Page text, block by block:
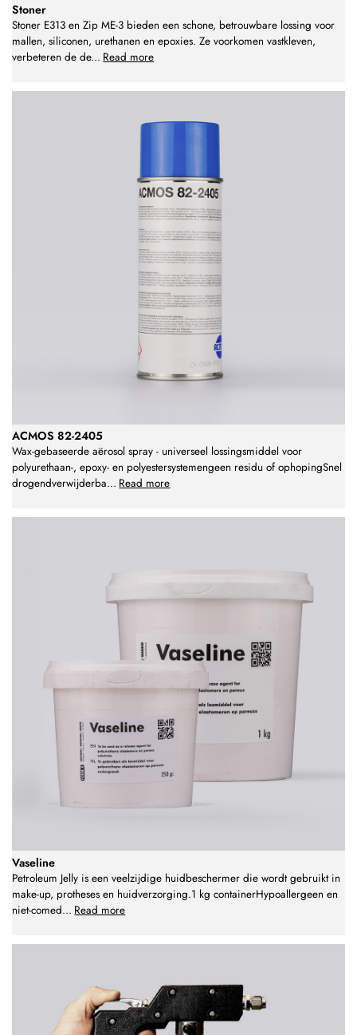
Stoner
Stoner E313 en Zip ME-3 bieden een schone, betrouwbare lossing voor
mallen, siliconen, urethanen en epoxies. Ze voorkomen vastkleven,
verbeteren de de... Read more
ACMOS 82-2405
Wax-gebaseerde aërosol spray - universeel lossingsmiddel voor
polyurethaan-, epoxy- en polyestersystemengeen residu of ophopingSnel
drogendverwijderba... Read more
Vaseline
Petroleum Jelly is een veelzijdige huidbeschermer die wordt gebruikt in
make-up, protheses en huidverzorging.1 kg containerHypoallergeen en
niet-comed... Read more